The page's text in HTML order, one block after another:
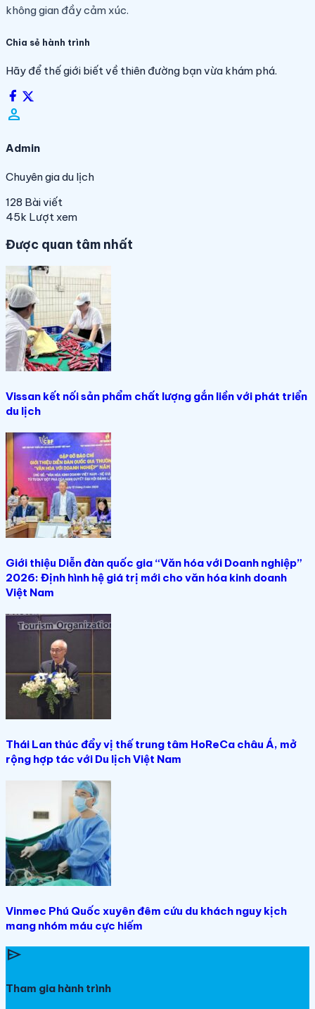
không gian đầy cảm xúc.
Chia sẻ hành trình
Hãy để thế giới biết về thiên đường bạn vừa khám phá.
person_filled
Admin
Chuyên gia du lịch
128 Bài viết
45k Lượt xem
Được quan tâm nhất
Vissan kết nối sản phẩm chất lượng gắn liền với phát triển
du lịch
Giới thiệu Diễn đàn quốc gia “Văn hóa với Doanh nghiệp”
2026: Định hình hệ giá trị mới cho văn hóa kinh doanh
Việt Nam
Thái Lan thúc đẩy vị thế trung tâm HoReCa châu Á, mở
rộng hợp tác với Du lịch Việt Nam
Vinmec Phú Quốc xuyên đêm cứu du khách nguy kịch
mang nhóm máu cực hiếm
send
Tham gia hành trình